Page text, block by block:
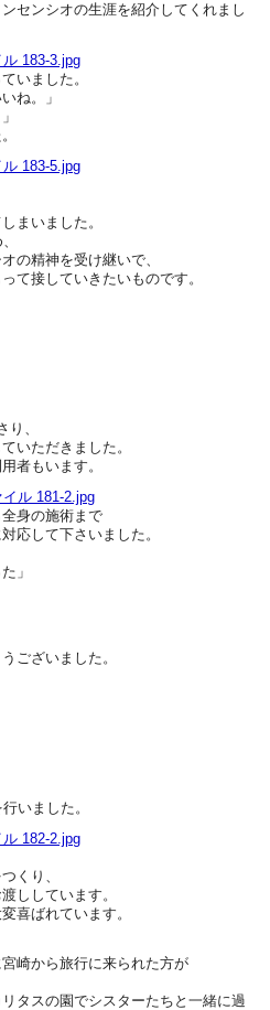
センシオの生涯を紹介してくれまし
いました。
ね。」
まいました。
の精神を受け継いで、
て接していきたいものです。
、
いただきました。
者もいます。
身の施術まで
応して下さいました。
」
ございました。
いました。
くり、
ししています。
喜ばれています。
崎から旅行に来られた方が
タスの園でシスターたちと一緒に過